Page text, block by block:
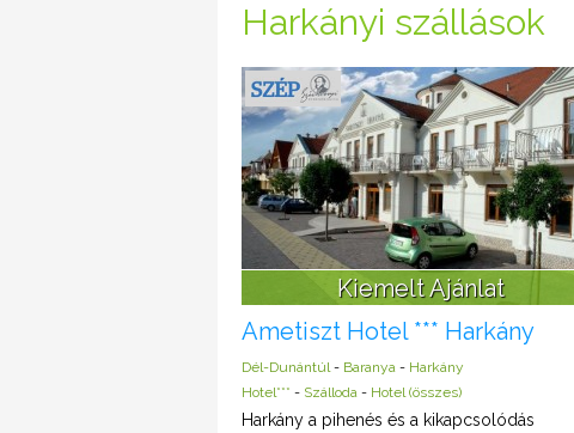
Harkányi szállások
Kiemelt Ajánlat
Ametiszt Hotel *** Harkány
Dél-Dunántúl- Baranya - Harkány
Hotel*** - Szálloda - Hotel (összes)
Harkány a pihenés és a kikapcsolódás